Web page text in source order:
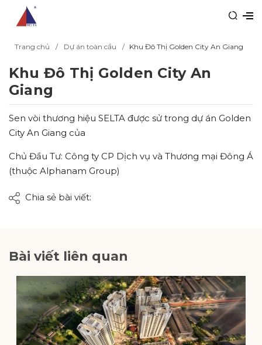
Trang chủ Dự án toàn cầu Khu Đô Thị Golden City An Giang
Khu Đô Thị Golden City An
Giang
Sen vòi thương hiệu SELTA được sử trong dự án Golden
City An Giang của
Chủ Đầu Tư: Công ty CP Dịch vụ và Thương mại Đông Á
(thuộc Alphanam Group)
Chia sẻ bài viết:
Bài viết liên quan